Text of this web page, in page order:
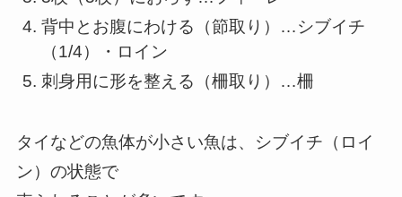
背中とお腹にわける（節取り）…シブイチ
（1/4）・ロイン
刺身用に形を整える（柵取り）…柵
タイなどの魚体が小さい魚は、シブイチ（ロイ
ン）の状態で